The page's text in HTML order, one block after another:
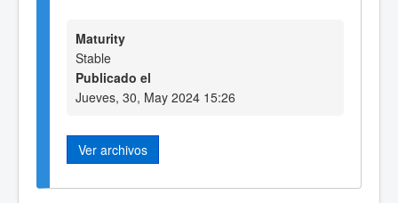
Maturity
Stable
Publicado el
Jueves, 30, May 2024 15:26
Ver archivos